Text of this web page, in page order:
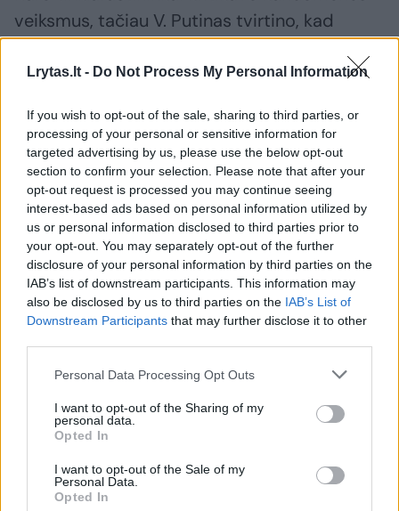
Lrytas.lt - Do Not Process My Personal Information
If you wish to opt-out of the sale, sharing to third parties, or
processing of your personal or sensitive information for
targeted advertising by us, please use the below opt-out
section to confirm your selection. Please note that after your
opt-out request is processed you may continue seeing
interest-based ads based on personal information utilized by
us or personal information disclosed to third parties prior to
your opt-out. You may separately opt-out of the further
disclosure of your personal information by third parties on the
IAB’s list of downstream participants. This information may
also be disclosed by us to third parties on the IAB’s List of
Downstream Participants that may further disclose it to other
Personal Data Processing Opt Outs
I want to opt-out of the Sharing of my
personal data.
Opted In
I want to opt-out of the Sale of my
Personal Data.
Opted In
veiksmus, tačiau V. Putinas tvirtino, kad
ruože, nepaisant kelių sėkmingų Ukrainos
iš svarbių pozicijų.
Apsuptas dviejų Rusijos vėliavų, sėdėdamas
šalia Generalinio štabo viršininko Valerijaus
Gerasimovo ir gynybos ministro Andrejaus
Belousovo, V. Putinas vengė bet kokios
kritikos ir vėl išreiškė savo pagyras
kariuomenei.
Lietuvos karinė žvalgyba: Rusija svarsto
surengti atakas prieš kritinę
infrastruktūrą Baltijos šalyse